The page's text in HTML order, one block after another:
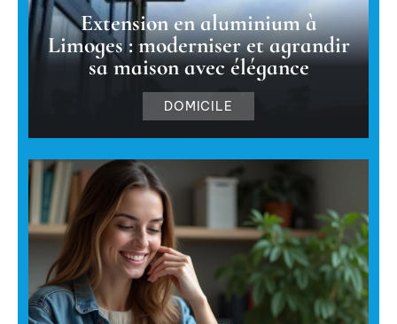
Extension en aluminium à
Limoges : moderniser et agrandir
sa maison avec élégance
DOMICILE